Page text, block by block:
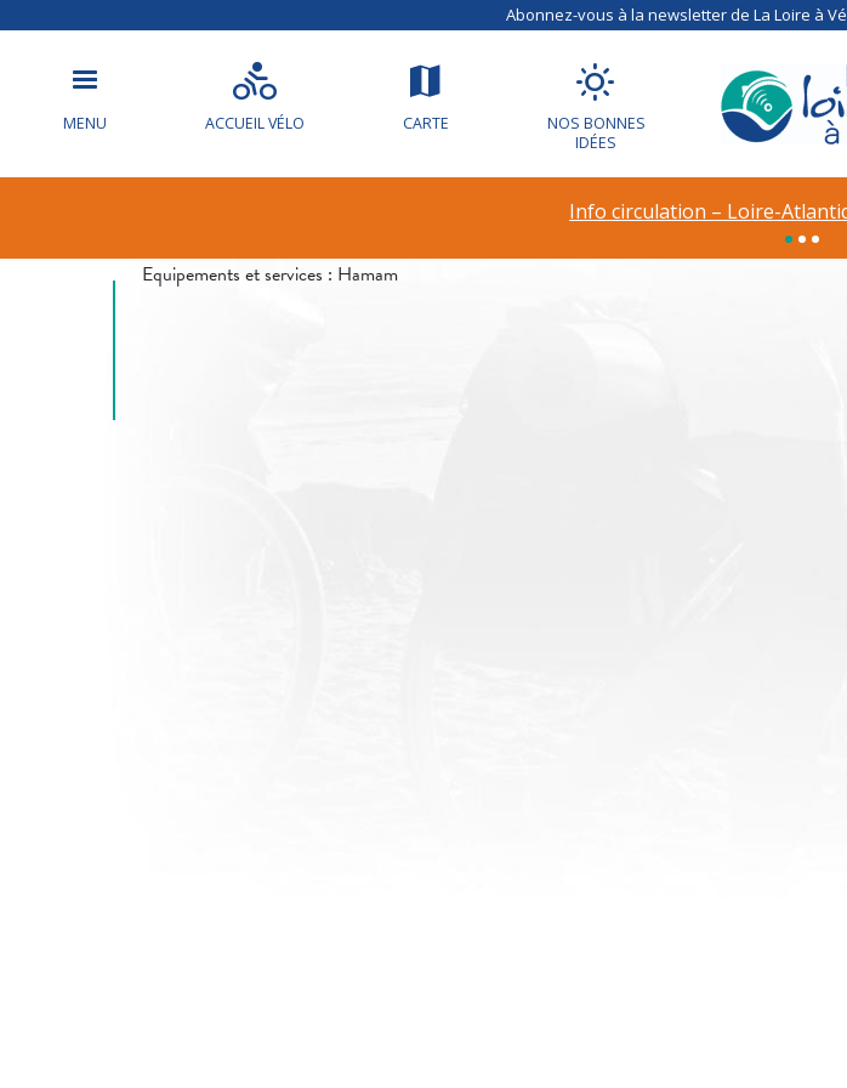
Abonnez-vous à la newsletter de La Loire à
MENU ACCUEIL VÉLO CARTE
NOS BONNES
IDÉES
Info circulation – Loire-
Info circulation –
Equipements et services : Hamam